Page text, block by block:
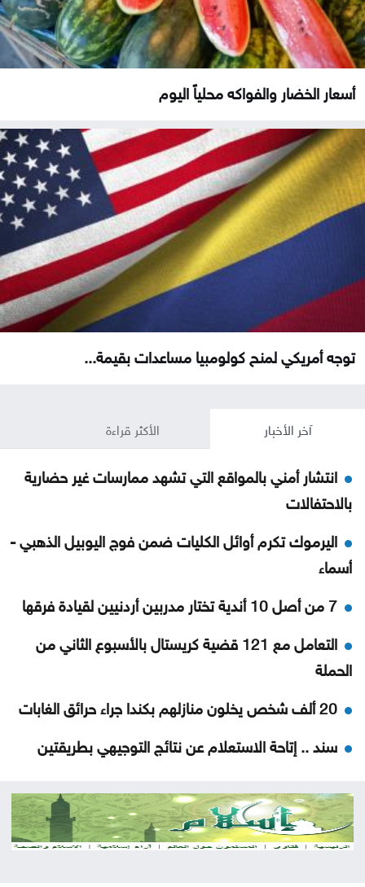
أسعار الخضار والفواكه محلياً اليوم
توجه أمريكي لمنح كولومبيا مساعدات بقيمة...
آخر الأخبار الأكثر قراءة
انتشار أمني بالمواقع التي تشهد ممارسات غير حضارية
بالاحتفالات
اليرموك تكرم أوائل الكليات ضمن فوج اليوبيل الذهبي -
أسماء
7 من أصل 10 أندية تختار مدربين أردنيين لقيادة فرقها
التعامل مع 121 قضية كريستال بالأسبوع الثاني من
الحملة
20 ألف شخص يخلون منازلهم بكندا جراء حرائق الغابات
سند .. إتاحة الاستعلام عن نتائج التوجيهي بطريقتين
رسالة من حماس إلى الولايات المتحدة